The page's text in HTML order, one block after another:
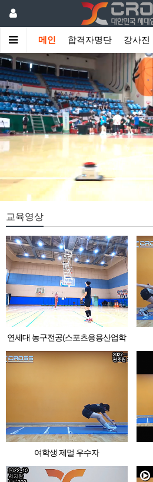
메인 합격자명단 강사진
교육영상
연세대 농구전공(스포츠응용산업학
과)
여학생 제멀 우수자